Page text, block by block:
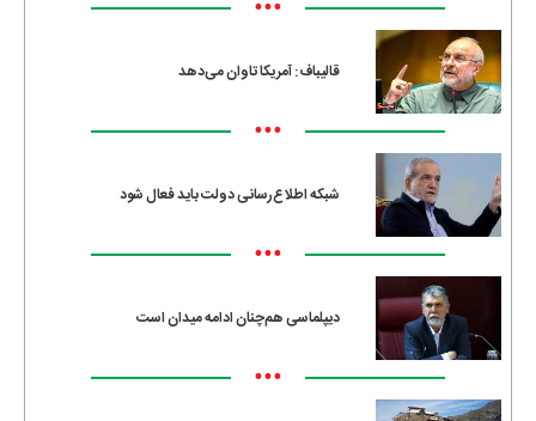
•••
قالیباف: آمریکا تاوان می‌دهد
•••
شبکه اطلاع‌رسانی دولت باید فعال شود
•••
دیپلماسی هم‌چنان ادامه میدان است
•••